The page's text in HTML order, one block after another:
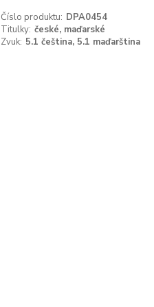
Číslo produktu: DPA0454
Titulky: české, maďarské
Zvuk: 5.1 čeština, 5.1 maďarština